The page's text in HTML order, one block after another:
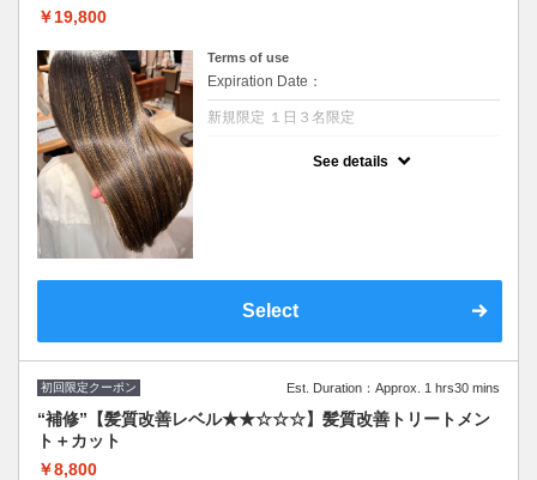
￥19,800
Terms of use
Expiration Date：
新規限定 １日３名限定
See details
Select
初回限定クーポン Est. Duration：Approx. 1 hrs30 mins
“補修”【髪質改善レベル★★☆☆☆】髪質改善トリートメン
ト＋カット
￥8,800